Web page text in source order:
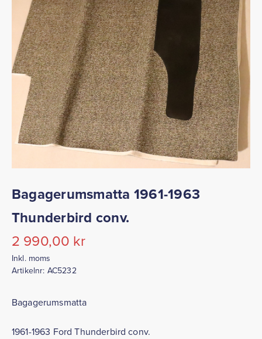
Bagagerumsmatta 1961-1963
Thunderbird conv.
2 990,00 kr
Inkl. moms
Artikelnr: AC5232
Bagagerumsmatta
1961-1963 Ford Thunderbird conv.